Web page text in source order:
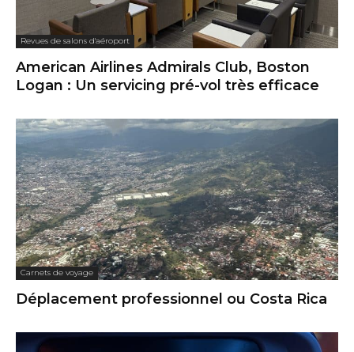
Revues de salons d'aéroport
American Airlines Admirals Club, Boston
Logan : Un servicing pré-vol très efficace
Carnets de voyage
Déplacement professionnel ou Costa Rica